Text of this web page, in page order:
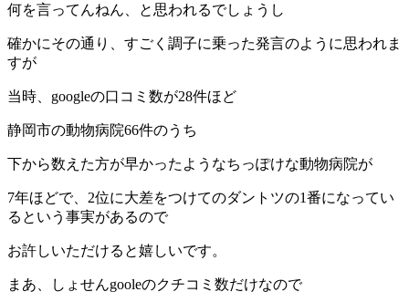
何を言ってんねん、と思われるでしょうし
確かにその通り、すごく調子に乗った発言のように思われま
すが
当時、googleの口コミ数が28件ほど
静岡市の動物病院66件のうち
下から数えた方が早かったようなちっぽけな動物病院が
7年ほどで、2位に大差をつけてのダントツの1番になってい
るという事実があるので
お許しいただけると嬉しいです。
まあ、しょせんgooleのクチコミ数だけなので